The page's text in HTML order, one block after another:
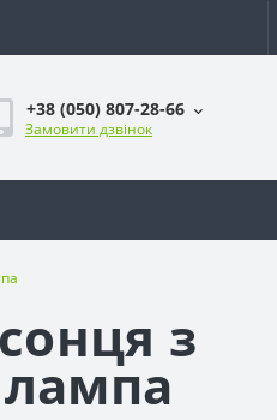
+38 (050) 807-28-66
Замовити дзвінок
з